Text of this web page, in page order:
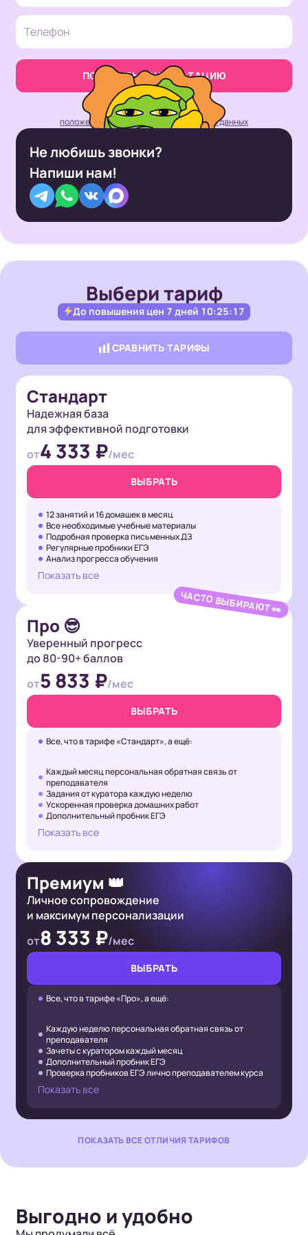
ПОЛУЧИТЬ КОНСУЛЬТАЦИЮ
Нажимая кнопку, вы принимаете
положение об обработке персональных данных
Не любишь звонки?
Напиши нам!
Выбери тариф
До повышения цен 7 дней 10:25:15
СРАВНИТЬ ТАРИФЫ
Стандарт
Надежная база
для эффективной подготовки
от4 333 ₽/мес
ВЫБРАТЬ
12 занятий и 16 домашек в месяц
Все необходимые учебные материалы
Подробная проверка письменных ДЗ
Регулярные пробники ЕГЭ
Анализ прогресса обучения
Показать все
ЧАСТО ВЫБИРАЮТ 👀
Про 😎
Уверенный прогресс
до 80-90+ баллов
от5 833 ₽/мес
ВЫБРАТЬ
Все, что в тарифе «Стандарт», а ещё:
Каждый месяц персональная обратная связь от
преподавателя
Задания от куратора каждую неделю
Ускоренная проверка домашних работ
Дополнительный пробник ЕГЭ
Показать все
Премиум 👑
Личное сопровождение
и максимум персонализации
от8 333 ₽/мес
ВЫБРАТЬ
Все, что в тарифе «Про», а ещё:
Каждую неделю персональная обратная связь от
преподавателя
Зачеты с куратором каждый месяц
Дополнительный пробник ЕГЭ
Проверка пробников ЕГЭ лично преподавателем курса
Показать все
ПОКАЗАТЬ ВСЕ ОТЛИЧИЯ ТАРИФОВ
Выгодно и удобно